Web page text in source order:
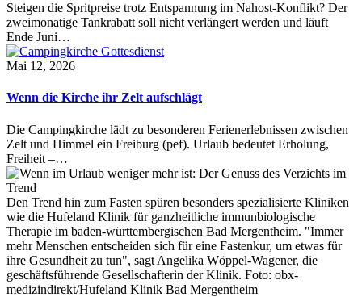
Steigen die Spritpreise trotz Entspannung im Nahost-Konflikt? Der
zweimonatige Tankrabatt soll nicht verlängert werden und läuft
Ende Juni…
Mai 12, 2026
Wenn die Kirche ihr Zelt aufschlägt
Die Campingkirche lädt zu besonderen Ferienerlebnissen zwischen
Zelt und Himmel ein Freiburg (pef). Urlaub bedeutet Erholung,
Freiheit –…
Den Trend hin zum Fasten spüren besonders spezialisierte Kliniken
wie die Hufeland Klinik für ganzheitliche immunbiologische
Therapie im baden-württembergischen Bad Mergentheim. "Immer
mehr Menschen entscheiden sich für eine Fastenkur, um etwas für
ihre Gesundheit zu tun", sagt Angelika Wöppel-Wagener, die
geschäftsführende Gesellschafterin der Klinik. Foto: obx-
medizindirekt/Hufeland Klinik Bad Mergentheim